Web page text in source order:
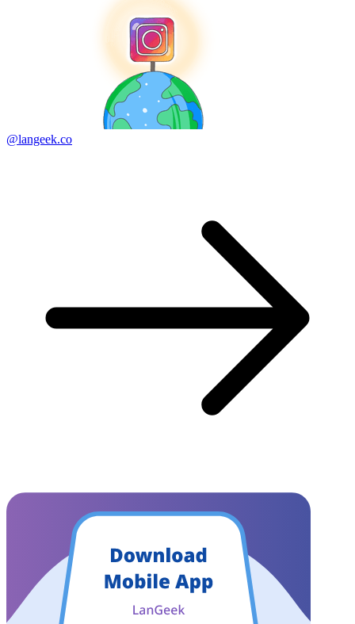
@langeek.co